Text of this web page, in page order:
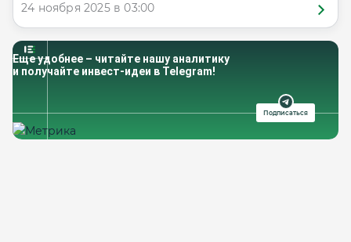
24 ноября 2025 в 03:00
Еще удобнее – читайте нашу аналитику
и получайте инвест-идеи в Telegram!
Подписаться